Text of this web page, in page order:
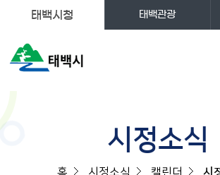
태백시청 태백관광
시정소식
홈 시정소식 캘린더 시